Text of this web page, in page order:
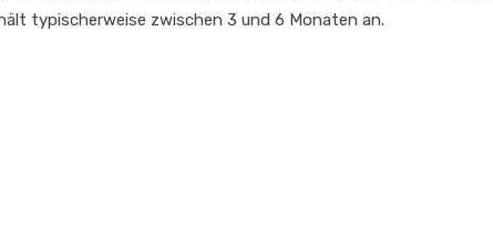
typischerweise zwischen 3 und 6 Monaten an.